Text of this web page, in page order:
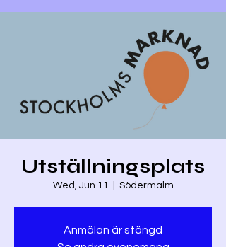
Utställningsplats
Wed, Jun 11 Södermalm
Anmälan är stängd